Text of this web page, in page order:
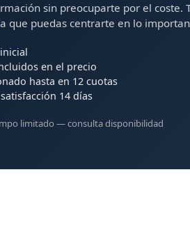
sin preocuparte por el coste.
que puedas centrarte en lo
en el precio
hasta en 12 cuotas
14 días
limitado — consulta disponibilidad